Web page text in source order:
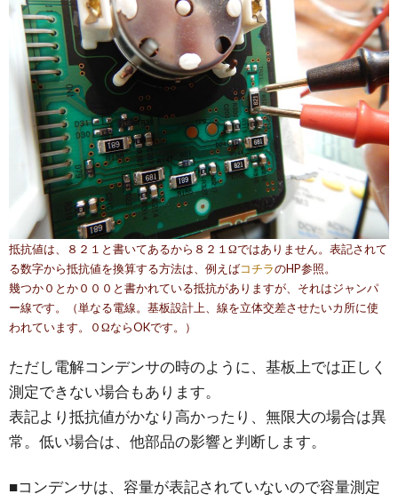
抵抗値は、８２１と書いてあるから８２１Ωではありません。表記されて
る数字から抵抗値を換算する方法は、例えばコチラのHP参照。
幾つか０とか０００と書かれている抵抗がありますが、それはジャンパ
ー線です。（単なる電線。基板設計上、線を立体交差させたいカ所に使
われています。０ΩならOKです。）
ただし電解コンデンサの時のように、基板上では正しく
測定できない場合もあります。
表記より抵抗値がかなり高かったり、無限大の場合は異
常。低い場合は、他部品の影響と判断します。
■コンデンサは、容量が表記されていないので容量測定